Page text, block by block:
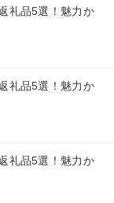
礼品5選！魅力か
礼品5選！魅力か
礼品5選！魅力か